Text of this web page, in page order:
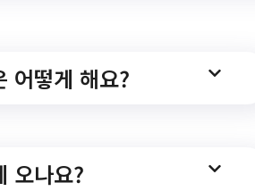
문화센터 수
어떻게 해요?
오나요?